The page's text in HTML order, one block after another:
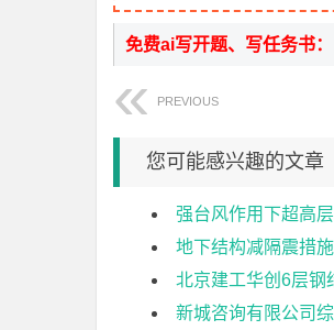
免费ai写开题、写任务书：
PREVIOUS
您可能感兴趣的文章
强台风作用下超高
地下结构减隔震措
北京建工华创6层钢
新城咨询有限公司